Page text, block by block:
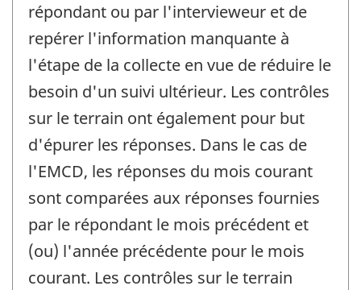
répondant ou par l'intervieweur et de
repérer l'information manquante à
l'étape de la collecte en vue de réduire le
besoin d'un suivi ultérieur. Les contrôles
sur le terrain ont également pour but
d'épurer les réponses. Dans le cas de
l'EMCD, les réponses du mois courant
sont comparées aux réponses fournies
par le répondant le mois précédent et
(ou) l'année précédente pour le mois
courant. Les contrôles sur le terrain